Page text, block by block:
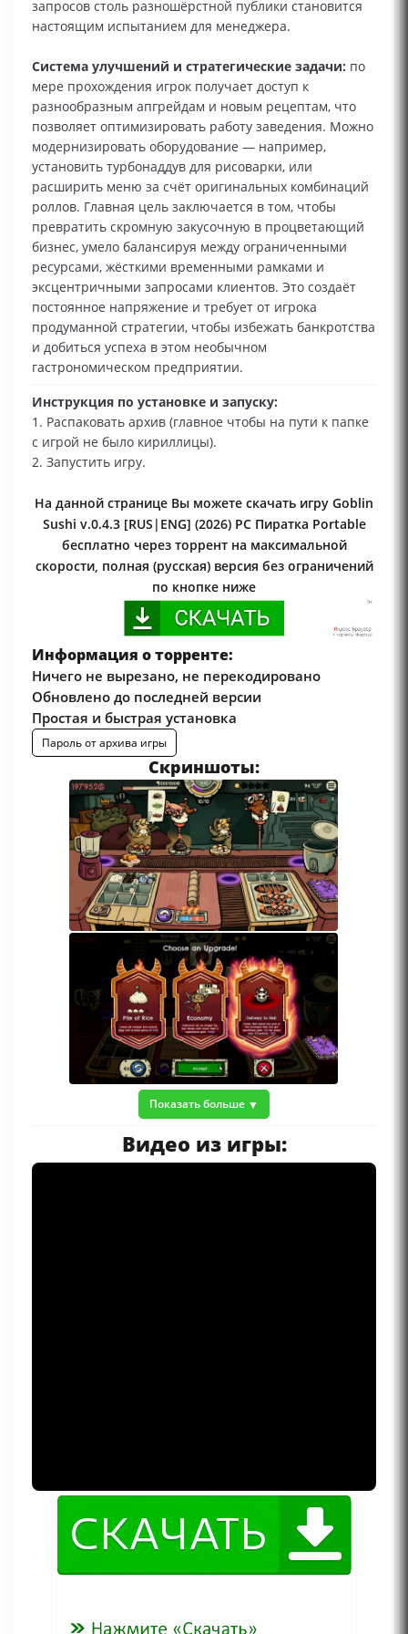
запросов столь разношёрстной публики становится
настоящим испытанием для менеджера.
Система улучшений и стратегические задачи: по
мере прохождения игрок получает доступ к
разнообразным апгрейдам и новым рецептам, что
позволяет оптимизировать работу заведения. Можно
модернизировать оборудование — например,
установить турбонаддув для рисоварки, или
расширить меню за счёт оригинальных комбинаций
роллов. Главная цель заключается в том, чтобы
превратить скромную закусочную в процветающий
бизнес, умело балансируя между ограниченными
ресурсами, жёсткими временными рамками и
эксцентричными запросами клиентов. Это создаёт
постоянное напряжение и требует от игрока
продуманной стратегии, чтобы избежать банкротства
и добиться успеха в этом необычном
гастрономическом предприятии.
Инструкция по установке и запуску:
1. Распаковать архив (главное чтобы на пути к папке
с игрой не было кириллицы).
2. Запустить игру.
На данной странице Вы можете скачать игру Goblin
Sushi v.0.4.3 [RUS|ENG] (2026) PC Пиратка Portable
бесплатно через торрент на максимальной
скорости, полная (русская) версия без ограничений
по кнопке ниже
Информация о торренте:
Ничего не вырезано, не перекодировано
Обновлено до последней версии
Простая и быстрая установка
Пароль от архива игры
Скриншоты:
Показать больше
Видео из игры: